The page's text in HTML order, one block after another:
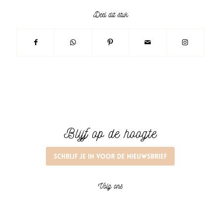
Deel dit stuk
Blijf op de hoogte
Schrijf je in voor de nieuwsbrief
Volg ons